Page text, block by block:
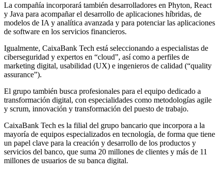
La compañía incorporará también desarrolladores en Phyton, React
y Java para acompañar el desarrollo de aplicaciones híbridas, de
modelos de IA y analítica avanzada y para potenciar las aplicaciones
de software en los servicios financieros.
Igualmente, CaixaBank Tech está seleccionando a especialistas de
ciberseguridad y expertos en “cloud”, así como a perfiles de
marketing digital, usabilidad (UX) e ingenieros de calidad (“quality
assurance”).
El grupo también busca profesionales para el equipo dedicado a
transformación digital, con especialidades como metodologías agile
y scrum, innovación y transformación del puesto de trabajo.
CaixaBank Tech es la filial del grupo bancario que incorpora a la
mayoría de equipos especializados en tecnología, de forma que tiene
un papel clave para la creación y desarrollo de los productos y
servicios del banco, que suma 20 millones de clientes y más de 11
millones de usuarios de su banca digital.